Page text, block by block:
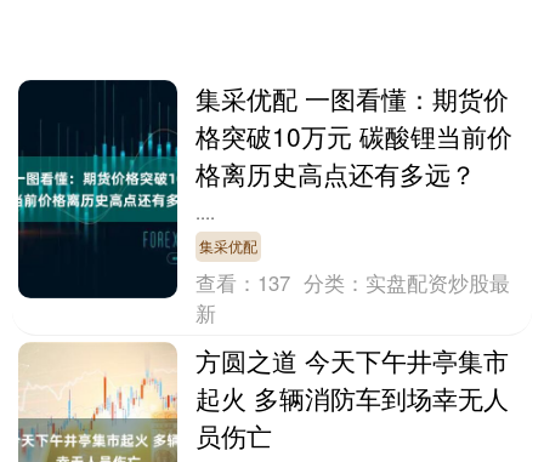
集采优配 一图看懂：期货价
格突破10万元 碳酸锂当前价
格离历史高点还有多远？
....
集采优配
查看： 137 分类： 实盘配资炒股最
新
方圆之道 今天下午井亭集市
起火 多辆消防车到场幸无人
员伤亡